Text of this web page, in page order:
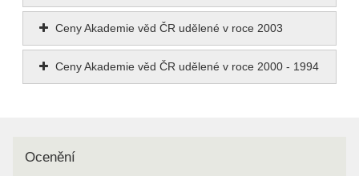
Ceny Akademie věd ČR udělené v roce 2003
Ceny Akademie věd ČR udělené v roce 2000 - 1994
Ocenění